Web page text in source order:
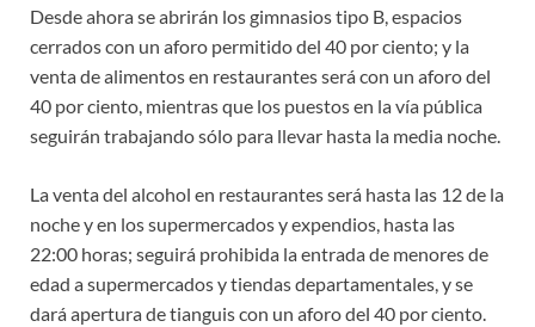
Desde ahora se abrirán los gimnasios tipo B, espacios
cerrados con un aforo permitido del 40 por ciento; y la
venta de alimentos en restaurantes será con un aforo del
40 por ciento, mientras que los puestos en la vía pública
seguirán trabajando sólo para llevar hasta la media noche.
La venta del alcohol en restaurantes será hasta las 12 de la
noche y en los supermercados y expendios, hasta las
22:00 horas; seguirá prohibida la entrada de menores de
edad a supermercados y tiendas departamentales, y se
dará apertura de tianguis con un aforo del 40 por ciento.